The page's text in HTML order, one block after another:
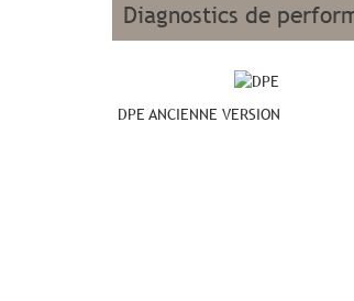
diagnostics de
DPE ANCIENNE VERSION